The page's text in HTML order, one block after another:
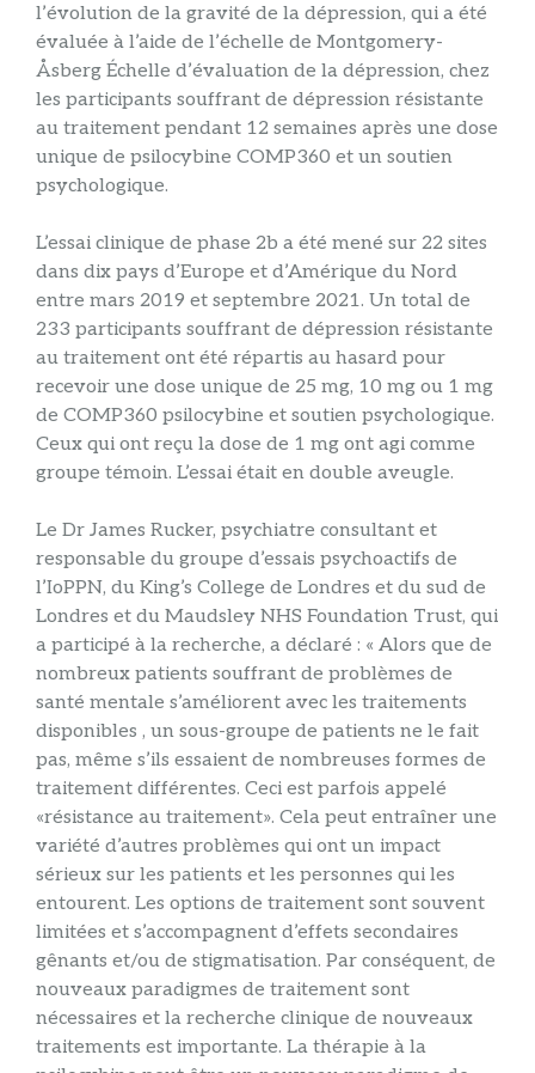
l’évolution de la gravité de la dépression, qui a été
évaluée à l’aide de l’échelle de Montgomery-
Åsberg Échelle d’évaluation de la dépression, chez
les participants souffrant de dépression résistante
au traitement pendant 12 semaines après une dose
unique de psilocybine COMP360 et un soutien
psychologique.
L’essai clinique de phase 2b a été mené sur 22 sites
dans dix pays d’Europe et d’Amérique du Nord
entre mars 2019 et septembre 2021. Un total de
233 participants souffrant de dépression résistante
au traitement ont été répartis au hasard pour
recevoir une dose unique de 25 mg, 10 mg ou 1 mg
de COMP360 psilocybine et soutien psychologique.
Ceux qui ont reçu la dose de 1 mg ont agi comme
groupe témoin. L’essai était en double aveugle.
Le Dr James Rucker, psychiatre consultant et
responsable du groupe d’essais psychoactifs de
l’IoPPN, du King’s College de Londres et du sud de
Londres et du Maudsley NHS Foundation Trust, qui
a participé à la recherche, a déclaré : « Alors que de
nombreux patients souffrant de problèmes de
santé mentale s’améliorent avec les traitements
disponibles , un sous-groupe de patients ne le fait
pas, même s’ils essaient de nombreuses formes de
traitement différentes. Ceci est parfois appelé
«résistance au traitement». Cela peut entraîner une
variété d’autres problèmes qui ont un impact
sérieux sur les patients et les personnes qui les
entourent. Les options de traitement sont souvent
limitées et s’accompagnent d’effets secondaires
gênants et/ou de stigmatisation. Par conséquent, de
nouveaux paradigmes de traitement sont
nécessaires et la recherche clinique de nouveaux
traitements est importante. La thérapie à la